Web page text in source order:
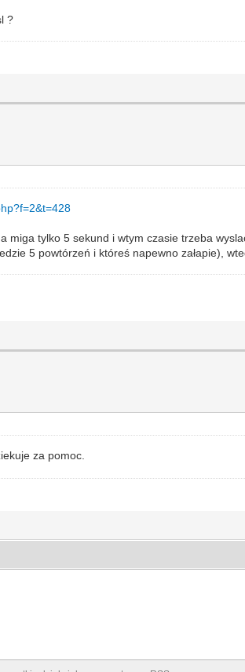
?
tylko 5 sekund i wtym czasie trzeba
5 powtórzeń i któreś napewno załapie),
za pomoc.